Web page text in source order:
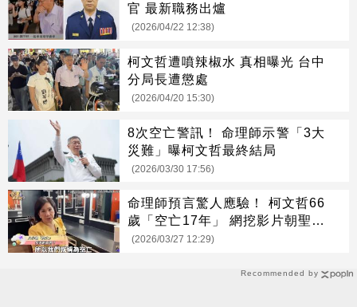
Recommended by
官 最新職務出爐
(2026/04/22 12:38)
柯文哲遭噴辣椒水 真相曝光 台中
分局長遭懲處
(2026/04/20 15:30)
8次空亡警訊！ 命理師示警「3大
災難」曝柯文哲最終結局
(2026/03/30 17:56)
命理師預言驚人應驗！ 柯文哲66
歲「空亡17年」 網挖影片朝聖：
準到發毛
(2026/03/27 12:29)